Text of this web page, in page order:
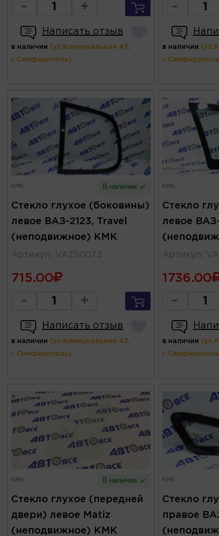
- +
Написать отзыв
в наличии (ул.Коммунальная 43,
г.Симферополь)
-
в наличии
КМК В наличии
Стекло глухое (боковины)
левое ВАЗ-2123, Travel
(неподвижное) КМК
Артикул : VAZS0073
715.00
- +
Написать отзыв
в наличии (ул.Коммунальная 43,
г.Симферополь)
КМК
Стекло
левое ВАЗ-
Артикул :
1736.00
-
в наличии
КМК В наличии
Стекло глухое (передней
двери) левое Matiz
(неподвижное) КМК
КМК
Стекло
правое